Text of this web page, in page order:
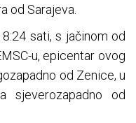
od Sarajeva.
sati, s jačinom od
u, epicentar ovog
od Zenice, u
sjeverozapadno od